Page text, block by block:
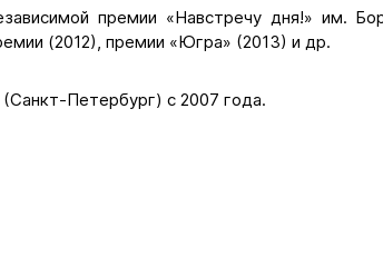
премии «Навстречу дня!» им.
(2012), премии «Югра» (2013) и др.
Петербург) с 2007 года.